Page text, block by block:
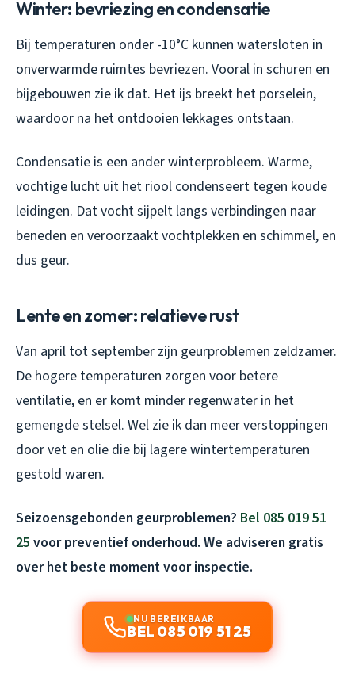
Winter: bevriezing en condensatie
Bij temperaturen onder -10°C kunnen watersloten in
onverwarmde ruimtes bevriezen. Vooral in schuren en
bijgebouwen zie ik dat. Het ijs breekt het porselein,
waardoor na het ontdooien lekkages ontstaan.
Condensatie is een ander winterprobleem. Warme,
vochtige lucht uit het riool condenseert tegen koude
leidingen. Dat vocht sijpelt langs verbindingen naar
beneden en veroorzaakt vochtplekken en schimmel, en
dus geur.
Lente en zomer: relatieve rust
Van april tot september zijn geurproblemen zeldzamer.
De hogere temperaturen zorgen voor betere
ventilatie, en er komt minder regenwater in het
gemengde stelsel. Wel zie ik dan meer verstoppingen
door vet en olie die bij lagere wintertemperaturen
gestold waren.
Seizoensgebonden geurproblemen? Bel 085 019 51
25 voor preventief onderhoud. We adviseren gratis
over het beste moment voor inspectie.
NU BEREIKBAAR
BEL 085 019 51 25